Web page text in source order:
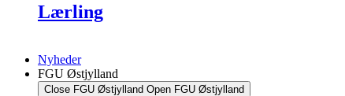
Lærling
Nyheder
FGU Østjylland
Close FGU Østjylland Open FGU Østjylland